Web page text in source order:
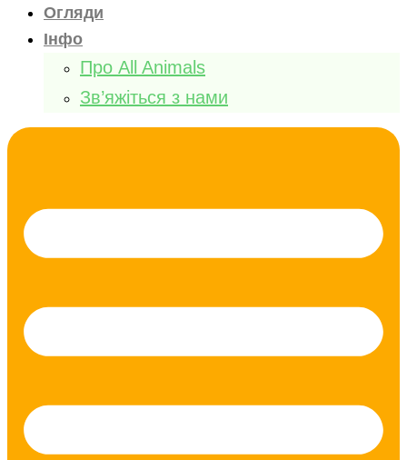
Огляди
Інфо
Про All Animals
Зв’яжіться з нами